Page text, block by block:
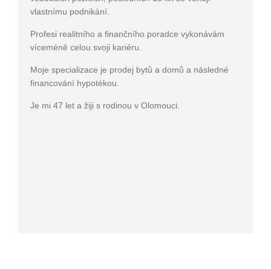
vlastnímu podnikání.
Profesi realitního a finančního poradce vykonávám
víceméně celou svoji kariéru.
Moje specializace je prodej bytů a domů a následné
financování hypotékou.
Je mi 47 let a žiji s rodinou v Olomouci.